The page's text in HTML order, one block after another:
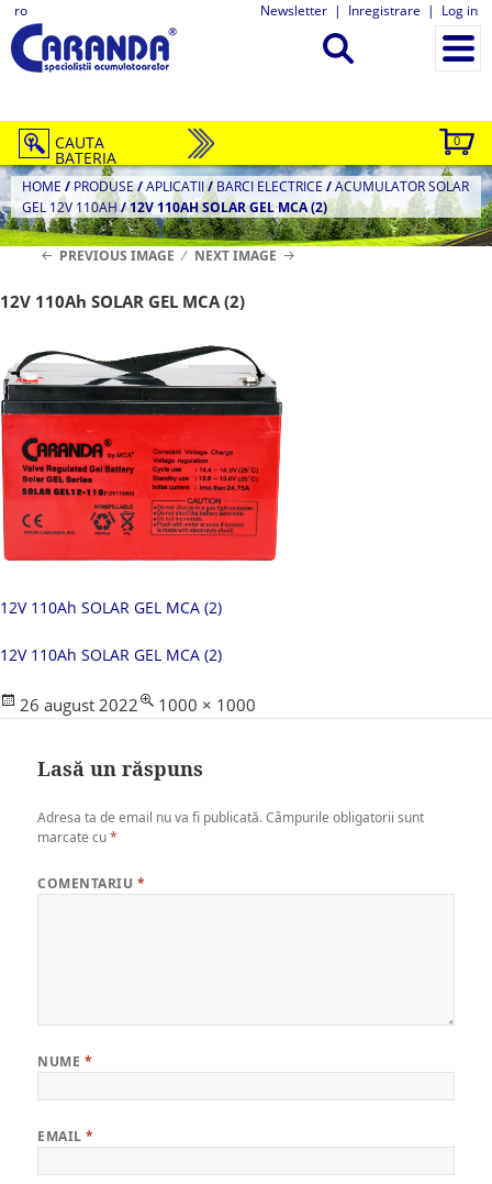
ro Newsletter | Inregistrare | Log in
0
CAUTA
BATERIA
HOME / PRODUSE/APLICATII/BARCI ELECTRICE /ACUMULATOR SOLAR
GEL 12V 110AH/12V 110AH SOLAR GEL MCA (2)
PREVIOUS IMAGE NEXT IMAGE
12V 110Ah SOLAR GEL MCA (2)
12V 110Ah SOLAR GEL MCA (2)
12V 110Ah SOLAR GEL MCA (2)
Posted
26 august 2022
Full
1000 × 1000
Lasă un răspuns
Adresa ta de email nu va fi publicată. Câmpurile obligatorii sunt
marcate cu*
COMENTARIU *
NUME *
EMAIL*